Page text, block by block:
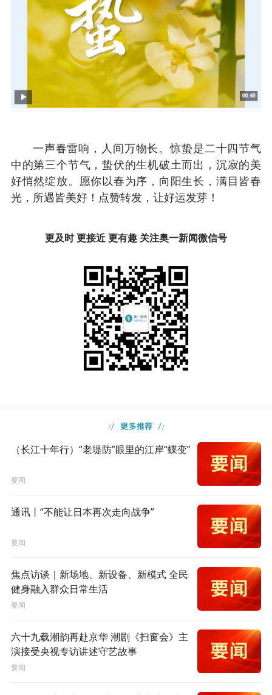
一声春雷响，人间万物长。惊蛰是二十四节气
中的第三个节气，蛰伏的生机破土而出，沉寂的美
好悄然绽放。愿你以春为序，向阳生长，满目皆春
光，所遇皆美好！点赞转发，让好运发芽！
更及时 更接近 更有趣 关注奥一新闻微信号
（长江十年行）“老堤防”眼里的江岸“蝶变”
要闻
通讯丨“不能让日本再次走向战争”
要闻
焦点访谈｜新场地、新设备、新模式 全民
健身融入群众日常生活
要闻
六十九载潮韵再赴京华 潮剧《扫窗会》主
演接受央视专访讲述守艺故事
要闻